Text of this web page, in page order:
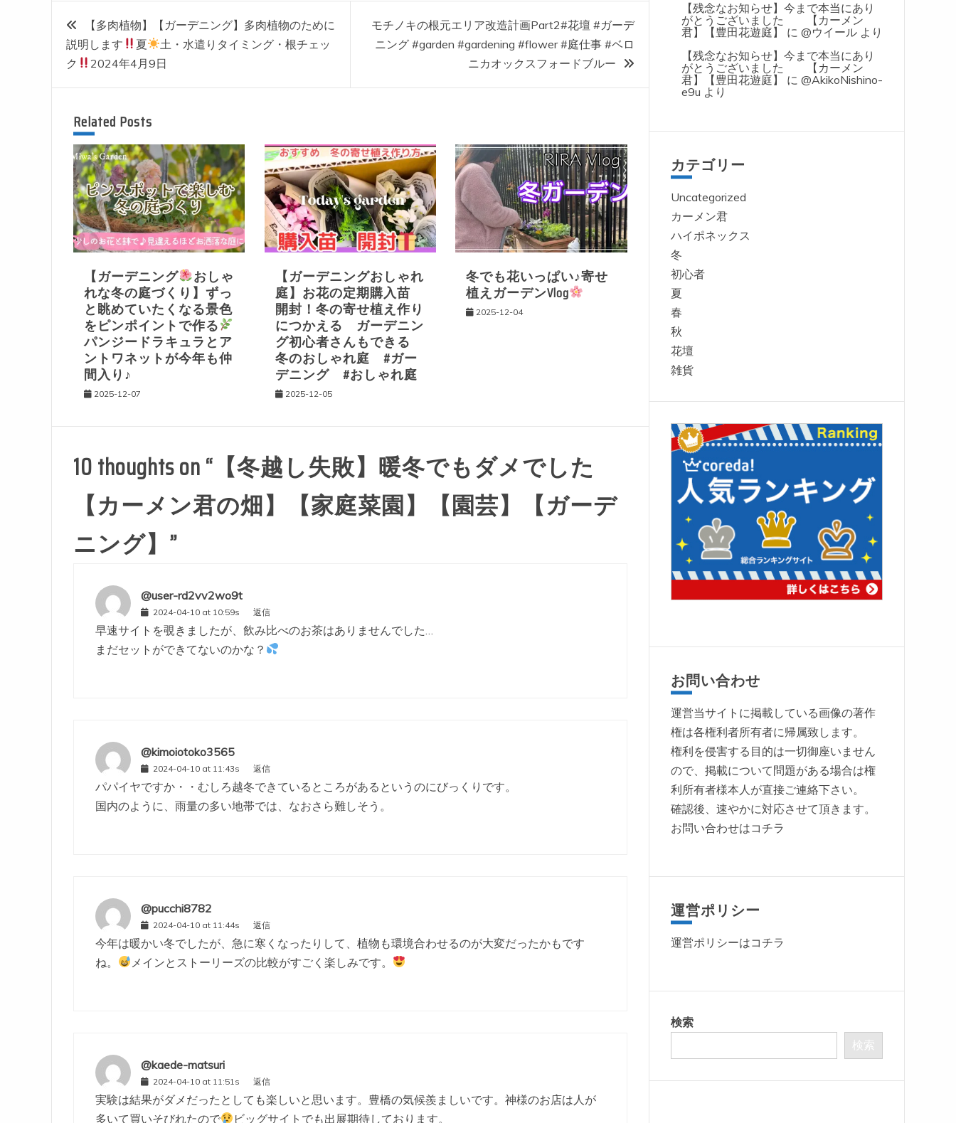
投
稿
ナ
ビ
ゲ
ー
シ
【多肉植物】【ガーデニング】多肉植物のために
説明します
夏
土・水遣りタイミング・根チェッ
ク
2024年4月9日
モチノキの根元エリア改造計画Part2#花壇 #ガーデ
ニング #garden #gardening #flower #庭仕事 #ベロ
ニカオックスフォードブルー
Related Posts
【ガーデニング
おしゃ
れな冬の庭づくり】ずっ
と眺めていたくなる景色
をピンポイントで作る
パンジードラキュラとア
ントワネットが今年も仲
間入り♪
2025-12-07
【ガーデニングおしゃれ
庭】お花の定期購入苗
開封！冬の寄せ植え作り
につかえる ガーデニン
グ初心者さんもできる
冬のおしゃれ庭 #ガー
デニング #おしゃれ庭
2025-12-05
冬でも花いっぱい♪寄せ
植えガーデンVlog
2025-12-04
10 thoughts on “ 【冬越し失敗】暖冬でもダメでした
【カーメン君の畑】【家庭菜園】【園芸】【ガーデ
ニング】 ”
@user-rd2vv2wo9t
2024-04-10 at 10:59s 返信
早速サイトを覗きましたが、飲み比べのお茶はありませんでした…
まだセットができてないのかな？
@kimoiotoko3565
2024-04-10 at 11:43s 返信
パパイヤですか・・むしろ越冬できているところがあるというのにびっくりです。
国内のように、雨量の多い地帯では、なおさら難しそう。
@pucchi8782
2024-04-10 at 11:44s 返信
今年は暖かい冬でしたが、急に寒くなったりして、植物も環境合わせるのが大変だったかもです
ね。
メインとストーリーズの比較がすごく楽しみです。
@kaede-matsuri
2024-04-10 at 11:51s 返信
実験は結果がダメだったとしても楽しいと思います。豊橋の気候羨ましいです。神様のお店は人が
多いて買いそびれたので
ビッグサイトでも出展期待しております。
【残念なお知らせ】今まで本当にあり
がとうございました 【カーメン
君】【豊田花遊庭】
に @ウイールより
【残念なお知らせ】今まで本当にあり
がとうございました 【カーメン
君】【豊田花遊庭】
に @AkikoNishino-
e9u より
カテゴリー
Uncategorized
カーメン君
ハイポネックス
冬
初心者
夏
春
秋
花壇
雑貨
お問い合わせ
運営当サイトに掲載している画像の著作
権は各権利者所有者に帰属致します。
権利を侵害する目的は一切御座いません
ので、掲載について問題がある場合は権
利所有者様本人が直接ご連絡下さい。
確認後、速やかに対応させて頂きます。
お問い合わせはコチラ
運営ポリシー
運営ポリシーはコチラ
検索
検索